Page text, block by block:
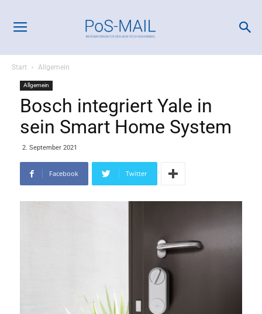
Start Allgemein
Allgemein
Bosch integriert Yale in
sein Smart Home System
2. September 2021
Facebook Twitter